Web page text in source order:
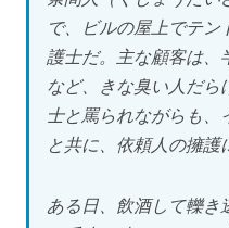
で、ビルの屋上でテ
護士だ。主な顧客は、
など、きな臭い人だら
士と罵られながらも、
と共に、依頼人の擁護
ある日、飲酒して轢き